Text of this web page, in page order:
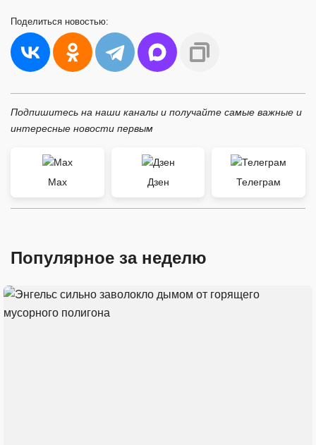
Поделиться новостью:
Подпишитесь на наши каналы и получайте самые важные и
интересные новости первым
Max Дзен Телеграм
Популярное за неделю